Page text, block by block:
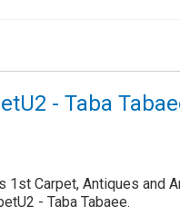
- Taba
Carpet, Antiques and
- Taba Tabaee.